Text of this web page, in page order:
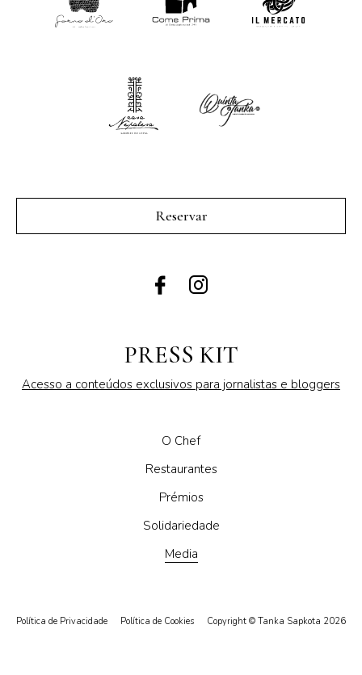
Reservar
PRESS KIT
Acesso a conteúdos exclusivos para jornalistas e bloggers
O Chef
Restaurantes
Prémios
Solidariedade
Media
Política de Privacidade Política de Cookies Copyright © Tanka Sapkota 2026